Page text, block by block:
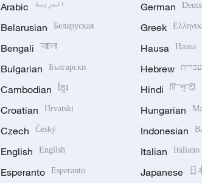
Arabic العربية
Belarusian Беларуская
Bengali বাংলা
Bulgarian Български
Cambodian ខ្មែរ
Croatian Hrvatski
Czech Český
English English
Esperanto Esperanto
German
Greek
Hausa Hausa
Hebrew עברית
Hindi हिन्दी
Hungarian
Indonesian
Italian Italiano
Japanese 日